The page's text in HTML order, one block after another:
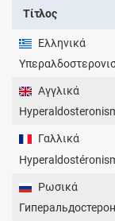
Τίτλος
Ελληνικά
Αγγλικά
Γαλλικά
Ρωσικά